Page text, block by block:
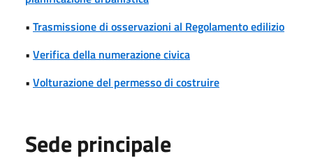
• Trasmissione di osservazioni al Regolamento edilizio
• Verifica della numerazione civica
• Volturazione del permesso di costruire
Sede principale